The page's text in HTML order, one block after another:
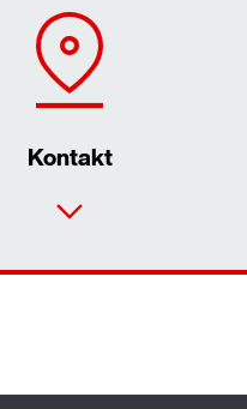
Kontakt